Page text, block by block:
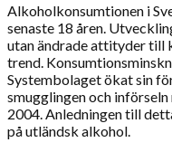
Alkoholkonsumtionen i
senaste 18 åren.
utan ändrade attityder till
trend.
Systembolaget ökat sin
smugglingen och
2004. Anledningen till
på utländsk alkohol.